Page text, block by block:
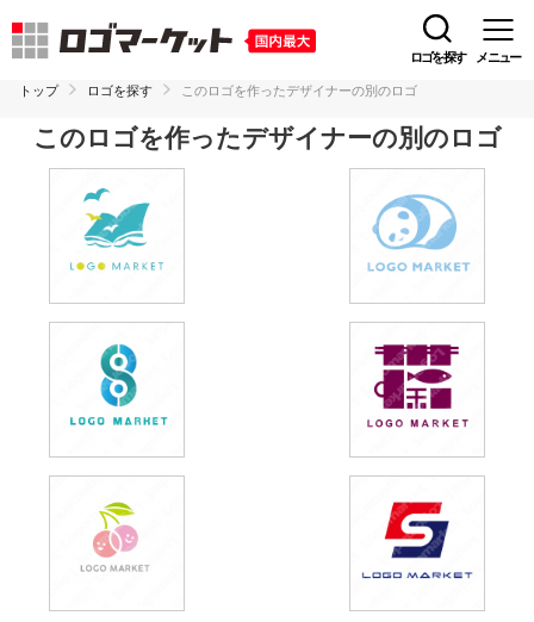
ロゴを探す メニュー
トップ ロゴを探す このロゴを作ったデザイナーの別のロゴ
このロゴを作ったデザイナーの別のロゴ